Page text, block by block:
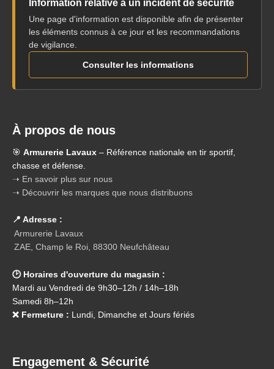
Information relative à un incident de sécurité
Une page d'information est disponible afin de présenter
les éléments connus à ce jour et les recommandations
de vigilance.
Consulter les informations
À propos de nous
🎯 Armurerie Lavaux – Référence nationale en tir sportif,
chasse et défense.
➝ En savoir plus sur nous
➝ Découvrir les marques que nous distribuons
📍 Adresse :
Armurerie Lavaux
ZAE, Champ le Roi, 88300 Neufchâteau
🕑 Horaires d'ouverture du magasin :
Mardi au Vendredi de 9h30–12h / 14h–18h
Samedi 8h–12h
❌ Fermeture : Lundi, Dimanche et Jours fériés
Engagement & Sécurité